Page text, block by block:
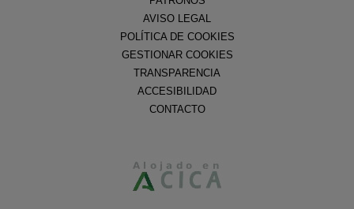
AVISO LEGAL
POLÍTICA DE COOKIES
GESTIONAR COOKIES
TRANSPARENCIA
ACCESIBILIDAD
CONTACTO